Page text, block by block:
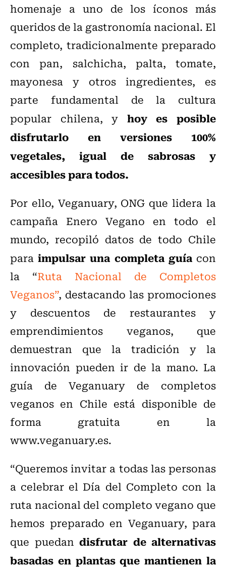
homenaje a uno de los íconos más
queridos de la gastronomía nacional. El
completo, tradicionalmente preparado
con pan, salchicha, palta, tomate,
mayonesa y otros ingredientes, es
parte fundamental de la cultura
popular chilena, y hoy es posible
disfrutarlo en versiones 100%
vegetales, igual de sabrosas y
accesibles para todos.
Por ello, Veganuary, ONG que lidera la
campaña Enero Vegano en todo el
mundo, recopiló datos de todo Chile
paraimpulsar una completa guíacon
la “Ruta Nacional de Completos
Veganos”, destacando las promociones
y descuentos de restaurantes y
emprendimientos veganos, que
demuestran que la tradición y la
innovación pueden ir de la mano. La
guía de Veganuary de completos
veganos en Chile está disponible de
forma gratuita en la
www.veganuary.es.
“Queremos invitar a todas las personas
a celebrar el Día del Completo con la
ruta nacional del completo vegano que
hemos preparado en Veganuary, para
que puedan disfrutar de alternativas
basadas en plantas que mantienen la